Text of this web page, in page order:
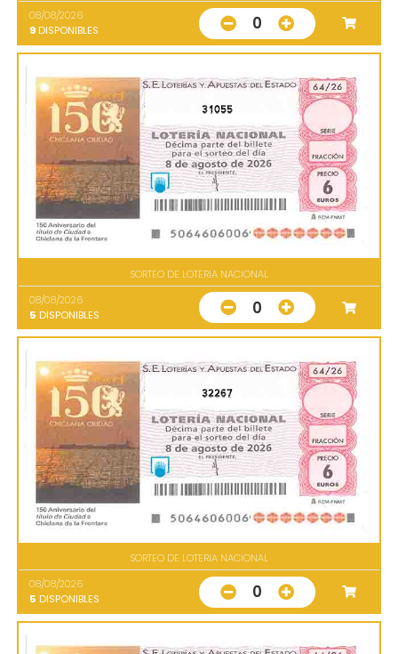
08/08/2026
9 DISPONIBLES 0
31055
SORTEO DE LOTERIA NACIONAL
08/08/2026
5 DISPONIBLES 0
32267
SORTEO DE LOTERIA NACIONAL
08/08/2026
5 DISPONIBLES 0